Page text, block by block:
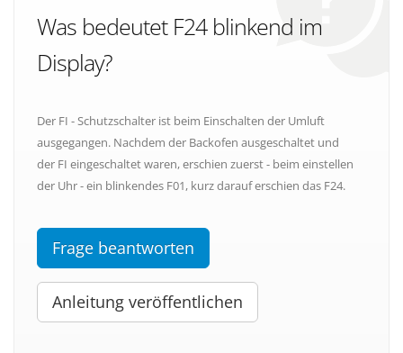
Was bedeutet F24 blinkend im
Display?
Der FI - Schutzschalter ist beim Einschalten der Umluft
ausgegangen. Nachdem der Backofen ausgeschaltet und
der FI eingeschaltet waren, erschien zuerst - beim einstellen
der Uhr - ein blinkendes F01, kurz darauf erschien das F24.
Frage beantworten
Anleitung veröffentlichen